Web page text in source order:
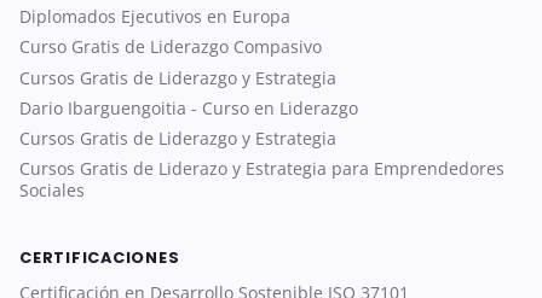
Diplomados Ejecutivos en Europa
Curso Gratis de Liderazgo Compasivo
Cursos Gratis de Liderazgo y Estrategia
Dario Ibarguengoitia - Curso en Liderazgo
Cursos Gratis de Liderazgo y Estrategia
Cursos Gratis de Liderazo y Estrategia para Emprendedores
Sociales
CERTIFICACIONES
Certificación en Desarrollo Sostenible ISO 37101